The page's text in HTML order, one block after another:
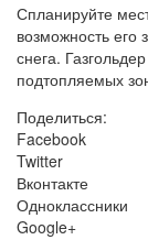
Спланируйте
возможность его
снега.
подтопляемых
Поделиться:
Facebook
Twitter
Вконтакте
Одноклассники
Google+